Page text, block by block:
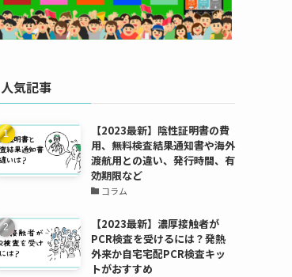
人気記事
【2023最新】陰性証明書の費
用、無料検査結果通知書や海外
渡航用との違い、発行時間、有
効期限など
コラム
【2023最新】濃厚接触者が
PCR検査を受けるには？発熱
外来か自宅宅配PCR検査キッ
トがおすすめ